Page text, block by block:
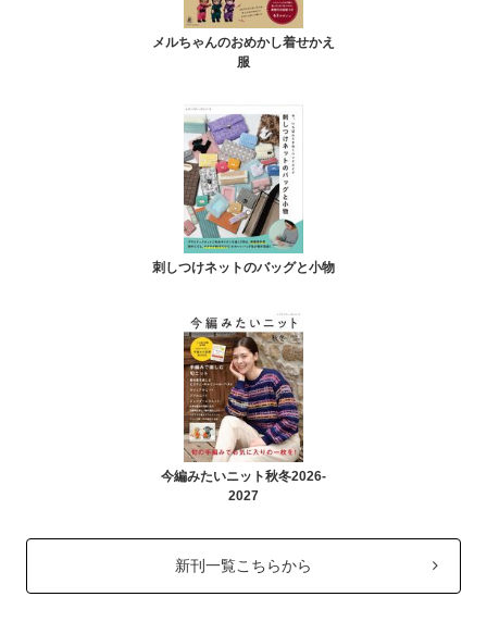
メルちゃんのおめかし着せかえ
服
刺しつけネットのバッグと小物
今編みたいニット秋冬2026-
2027
新刊一覧こちらから